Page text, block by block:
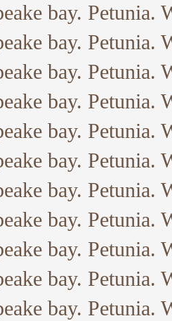
bay. Petunia.
bay. Petunia.
bay. Petunia.
bay. Petunia.
bay. Petunia.
bay. Petunia.
bay. Petunia.
bay. Petunia.
bay. Petunia.
bay. Petunia.
bay. Petunia.